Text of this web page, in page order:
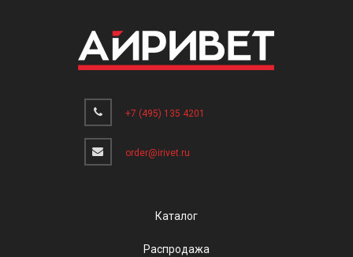
+7 (495) 135 4201
order@irivet.ru
Каталог
Распродажа